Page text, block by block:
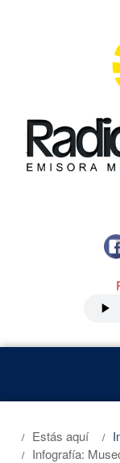
Estás aquí
Infografía: